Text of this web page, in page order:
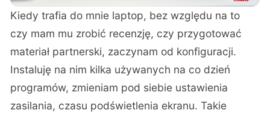
Kiedy trafia do mnie laptop, bez względu na to
czy mam mu zrobić recenzję, czy przygotować
materiał partnerski, zaczynam od konfiguracji.
Instaluję na nim kilka używanych na co dzień
programów, zmieniam pod siebie ustawienia
zasilania, czasu podświetlenia ekranu. Takie